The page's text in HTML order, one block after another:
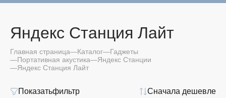
Яндекс Станция Лайт
Главная страница Каталог
Гаджеты
Портативная акустика
Яндекс Станции
Яндекс Станция Лайт
Показатьфильтр
Сначала дешевле